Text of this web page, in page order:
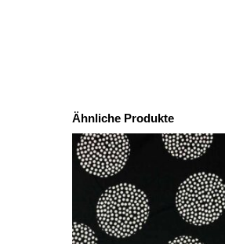
Ähnliche Produkte